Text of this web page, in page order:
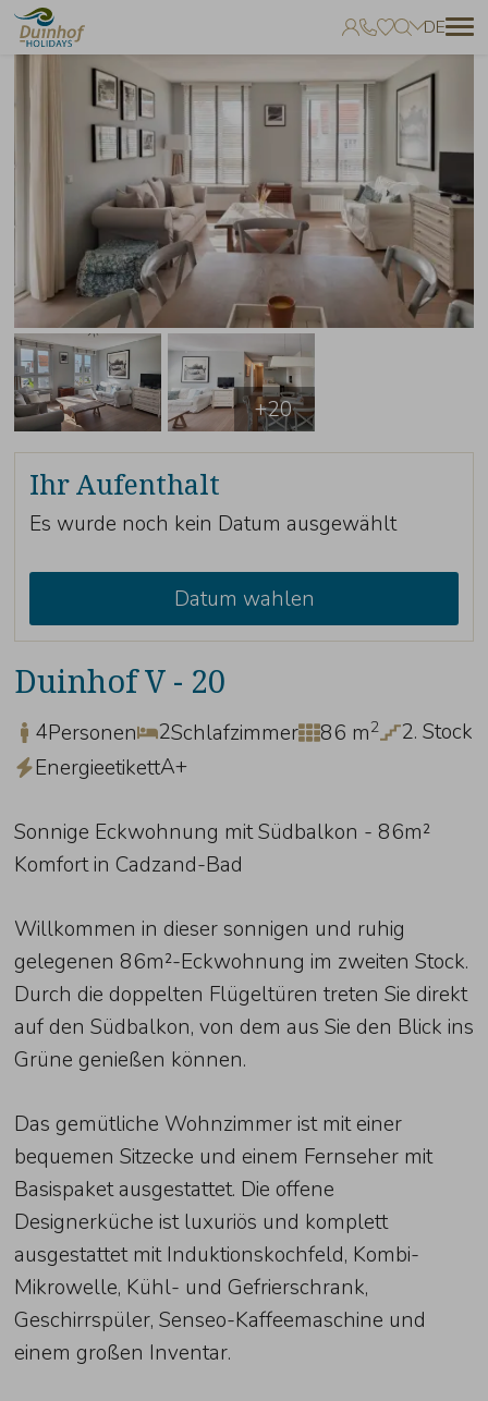
Keine Favoriten
Sie können Unterkünfte zu Ihren Favoriten hinzufügen, indem Sie auf
zum klicken.
DE
+20
Ihr Aufenthalt
Es wurde noch kein Datum ausgewählt
Datum wahlen
Duinhof V - 20
4Personen 2Schlafzimmer 86 m2
2. Stock
EnergieetikettA+
Sonnige Eckwohnung mit Südbalkon - 86m²
Komfort in Cadzand-Bad
Willkommen in dieser sonnigen und ruhig
gelegenen 86m²-Eckwohnung im zweiten Stock.
Durch die doppelten Flügeltüren treten Sie direkt
auf den Südbalkon, von dem aus Sie den Blick ins
Grüne genießen können.
Das gemütliche Wohnzimmer ist mit einer
bequemen Sitzecke und einem Fernseher mit
Basispaket ausgestattet. Die offene
Designerküche ist luxuriös und komplett
ausgestattet mit Induktionskochfeld, Kombi-
Mikrowelle, Kühl- und Gefrierschrank,
Geschirrspüler, Senseo-Kaffeemaschine und
einem großen Inventar.